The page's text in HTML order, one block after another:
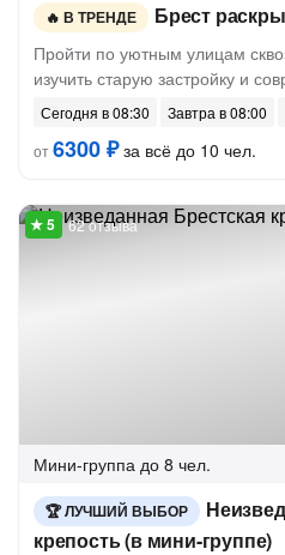
В ТРЕНДЕ Брест
Пройти по уютным улицам
изучить старую застройку и
Сегодня в 08:30
Завтра в 08:00
от6300 ₽за всё до 10 чел.
62 отзыва
Мини-группа до 8 чел.
ЛУЧШИЙ ВЫБОР
крепость (в мини-группе)